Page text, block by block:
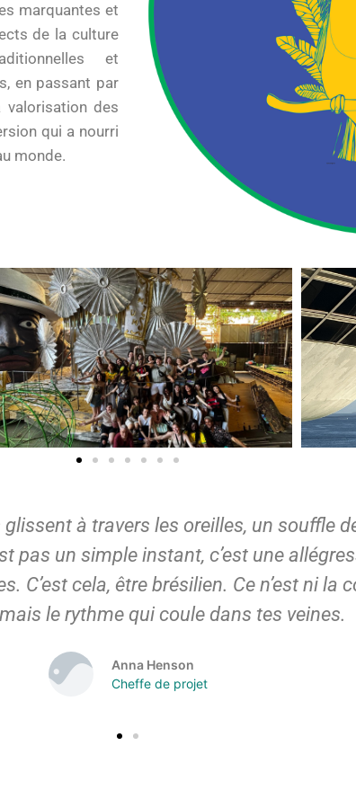
marquantes et
de la culture
et
en passant par
valorisation des
qui a nourri
monde.
à travers les oreilles, un souffle
pas un simple instant, c’est une
cela, être brésilien. Ce n’est ni la
le rythme qui coule dans tes veines.
Anna Henson
Cheffe de projet